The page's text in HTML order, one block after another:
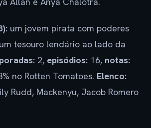
um jovem pirata com poderes
tesouro lendário ao lado da
2, episódios: 16, notas:
no Rotten Tomatoes. Elenco:
Rudd, Mackenyu, Jacob Romero